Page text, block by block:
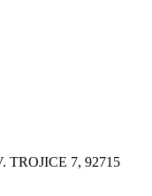
TROJICE 7, 92715